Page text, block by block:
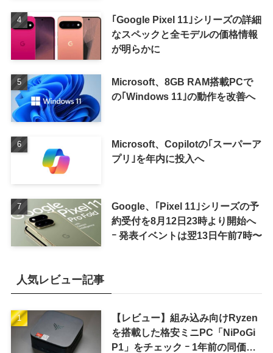
｢Google Pixel 11｣シリーズの詳細
なスペックと全モデルの価格情報
が明らかに
Microsoft、8GB RAM搭載PCで
の｢Windows 11｣の動作を改善へ
Microsoft、Copilotの｢スーパーア
プリ｣を年内に投入へ
Google、｢Pixel 11｣シリーズの予
約受付を8月12日23時より開始へ
ｰ 発表イベントは翌13日午前7時〜
人気レビュー記事
【レビュー】組み込み向けRyzen
を搭載した格安ミニPC「NiPoGi
P1」をチェック ｰ 1年前の同価格